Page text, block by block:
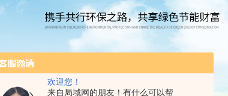
欢迎您！
来自局域网的朋友！有什么可以帮